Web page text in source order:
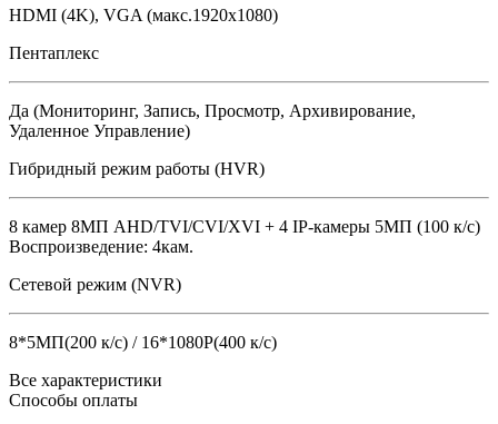
HDMI (4K), VGA (макс.1920х1080)
Пентаплекс
Да (Мониторинг, Запись, Просмотр, Архивирование,
Удаленное Управление)
Гибридный режим работы (HVR)
8 камер 8МП AHD/TVI/CVI/XVI + 4 IP-камеры 5MП (100 к/с)
Воспроизведение: 4кам.
Сетевой режим (NVR)
8*5МП(200 к/с) / 16*1080P(400 к/с)
Все характеристики
Способы оплаты